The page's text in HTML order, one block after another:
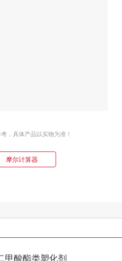
，具体产品以实物为准！
摩尔计算器
甲酸酯类塑化剂